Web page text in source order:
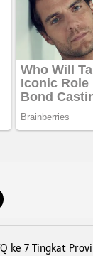
ke 7 Tingkat